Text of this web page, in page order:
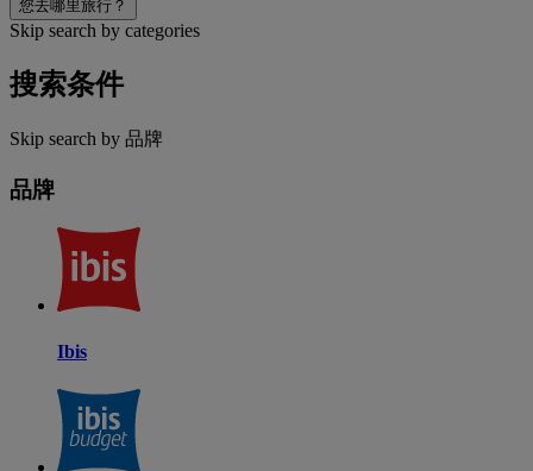
您去哪里旅行？
Skip search by categories
搜索条件
Skip search by 品牌
品牌
Ibis